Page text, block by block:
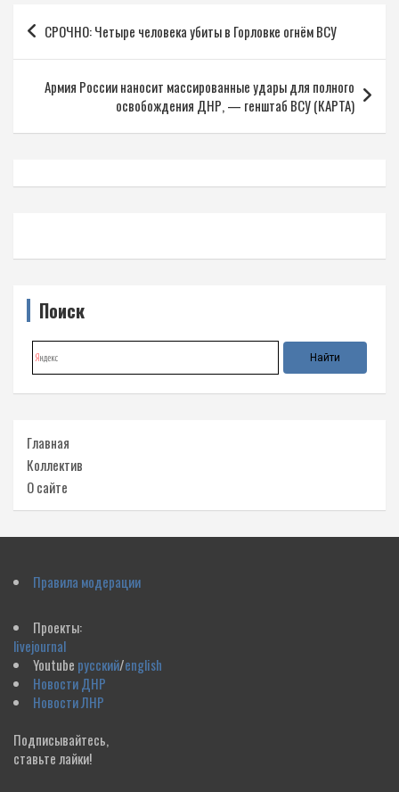
Навигация
по
записям
СРОЧНО: Четыре человека убиты в Горловке огнём ВСУ
Армия России наносит массированные удары для полного
освобождения ДНР, — генштаб ВСУ (КАРТА)
Поиск
Главная
Коллектив
О сайте
Правила модерации
Проекты:
livejournal
Youtube русский/english
Новости ДНР
Новости ЛНР
Подписывайтесь,
ставьте лайки!